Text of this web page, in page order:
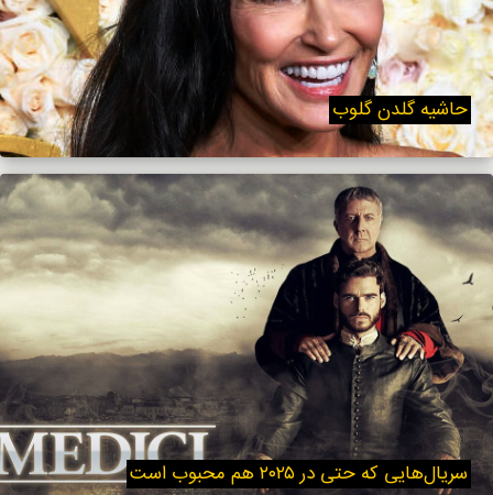
حاشیه گلدن گلوب
سریال‌هایی که حتی در ۲۰۲۵ هم محبوب است